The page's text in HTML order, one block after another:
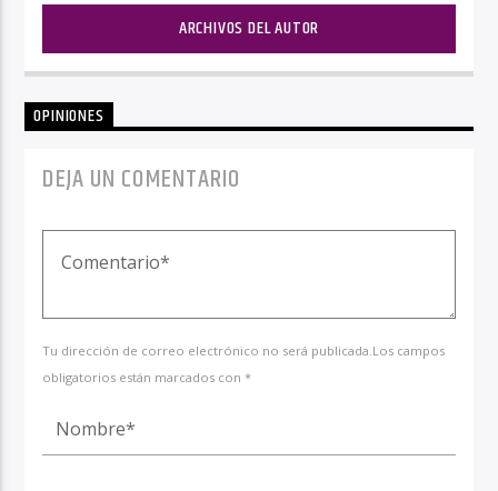
ARCHIVOS DEL AUTOR
OPINIONES
DEJA UN COMENTARIO
Tu dirección de correo electrónico no será publicada.Los campos
obligatorios están marcados con *